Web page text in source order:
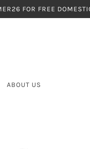
FOR FREE
ABOUT US